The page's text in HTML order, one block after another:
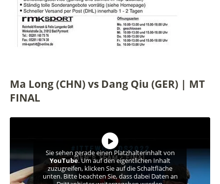
Ma Long (CHN) vs Dang Qiu (GER) | MT
FINAL
Sie sehen gerade einen Platzhalterinhalt von
YouTube. Um auf den eigentlichen Inhalt
zuzugreifen, klicken Sie auf die Schaltfläche
unten. Bitte beachten Sie, dass dabei Daten an